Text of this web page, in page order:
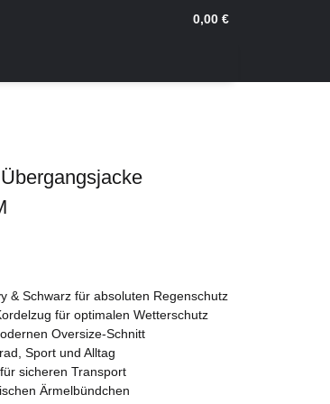
0,00 €
& Schwarz für absoluten Regenschutz
für optimalen Wetterschutz
Oversize-Schnitt
Sport und Alltag
sicheren Transport
Ärmelbündchen